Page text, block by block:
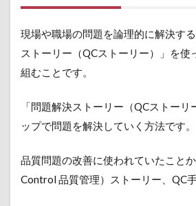
に解
る方
紹介
2
解決
スト
（QC
スト
現場や職場の問題を論理的に解決す
ストーリー（QCストーリー）」を使
組むことです。
「問題解決ストーリー（QCストー
ップで問題を解決していく方法です。
品質問題の改善に使われていたこと
Control 品質管理）ストーリー、QC